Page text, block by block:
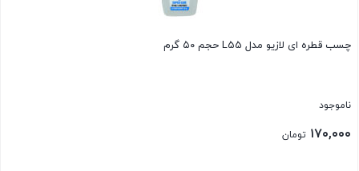
چسب قطره ای لازیو مدل L55 حجم ۵۰ گرم
ناموجود
۱۷۰,۰۰۰ تومان